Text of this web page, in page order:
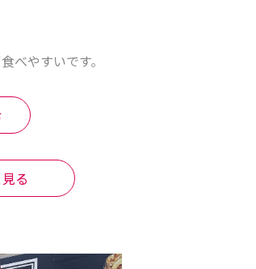
…店主さんが丁寧にお断りしてました。
べやすいです。
る